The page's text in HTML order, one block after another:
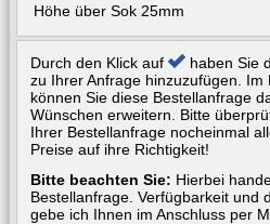
Höhe über Sok 25mm
Durch den Klick auf
haben Sie
zu Ihrer Anfrage hinzuzufügen. Im
können Sie diese Bestellanfrage
Wünschen erweitern. Bitte
Ihrer Bestellanfrage nocheinmal
Preise auf ihre Richtigkeit!
Bitte beachten Sie: Hierbei
Bestellanfrage. Verfügbarkeit und
gebe ich Ihnen im Anschluss per